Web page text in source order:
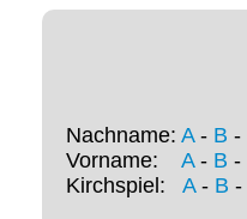
Nachname: A- B -
Vorname: A- B -
Kirchspiel: A- B -